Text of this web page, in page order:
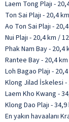
Laem Tong Plajı -
Ton Sai Plajı - 20,4
Ao Ton Sai Plajı -
Nui Plajı - 20,4 km /
Phak Nam Bay - 20,4
Rantee Bay - 20,4
Loh Bagao Plajı -
Klong Jilad İskelesi -
Laem Kho Kwang -
Klong Dao Plajı -
En yakın havaalanı